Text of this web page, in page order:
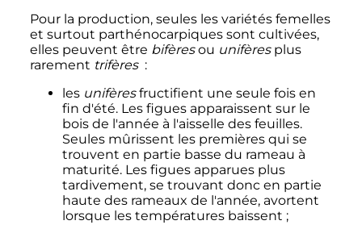
Pour la production, seules les variétés femelles
et surtout parthénocarpiques sont cultivées,
elles peuvent être bifèresou unifèresplus
rarement trifères :
les unifèresfructifient une seule fois en
fin d'été. Les figues apparaissent sur le
bois de l'année à l'aisselle des feuilles.
Seules mûrissent les premières qui se
trouvent en partie basse du rameau à
maturité. Les figues apparues plus
tardivement, se trouvant donc en partie
haute des rameaux de l'année, avortent
lorsque les températures baissent ;